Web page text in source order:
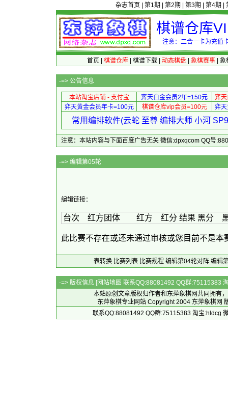
杂志首页 第1期 第2期 第3期 第4期
棋谱仓库
注意：二合一卡为充值
首页 棋谱仓库| 棋谱下载| 动态棋盘| 象棋赛事| 象
-=> 公告信息
本站淘宝店铺 - 支付宝 弈天白金会员2年=150元
弈
弈天黄金会员年卡=100元
棋谱仓库vip会员=100元 弈
常用编排软件(云蛇 至尊 编排大师 小河
注意：本站内容与下面百度广告无关 微信:dpxqcom QQ号
-=> 编辑
编辑链接：
台次 红方团体 红方 红分 结果 黑
此比赛不存在或还未通过审核或您目前不是
表转换 比赛列表 比赛规程 编辑第04轮对阵 编辑
-=> 版权信息 [网站地图 联系QQ:88081492 QQ群:75115383
本站原创文章版权归作者和 东萍象棋网共同拥有
东萍象棋专业网站 Copyright 2004 东萍象棋网
联系QQ:88081492 QQ群:75115383 淘宝:hldcg